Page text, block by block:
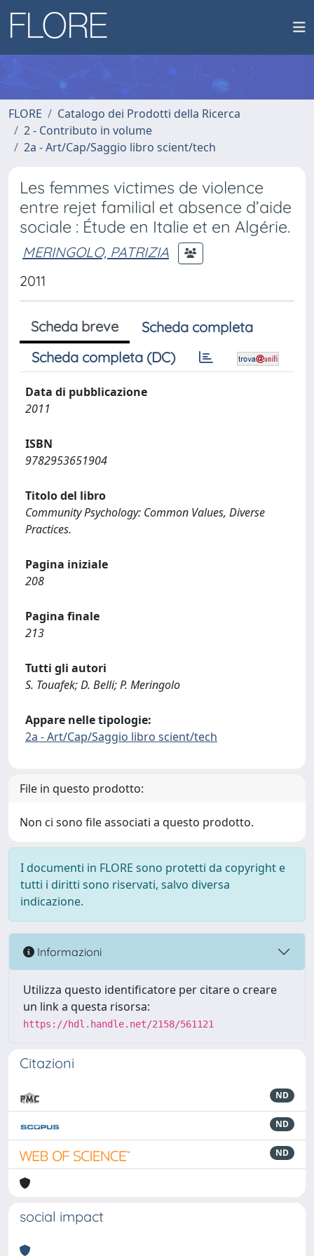
FLORE
Catalogo dei Prodotti della Ricerca
2 - Contributo in volume
2a - Art/Cap/Saggio libro scient/tech
Les femmes victimes de violence
entre rejet familial et absence d’aide
sociale : Étude en Italie et en Algérie.
MERINGOLO, PATRIZIA
2011
Scheda breve
Scheda completa
Scheda completa (DC)
Data di pubblicazione
2011
ISBN
9782953651904
Titolo del libro
Community Psychology: Common Values, Diverse
Practices.
Pagina iniziale
208
Pagina finale
213
Tutti gli autori
S. Touafek; D. Belli; P. Meringolo
Appare nelle tipologie:
2a - Art/Cap/Saggio libro scient/tech
File in questo prodotto:
Non ci sono file associati a questo prodotto.
I documenti in FLORE sono protetti da copyright e
tutti i diritti sono riservati, salvo diversa
indicazione.
Informazioni
Utilizza questo identificatore per citare o creare
un link a questa risorsa:
https://hdl.handle.net/2158/561121
Citazioni
ND
ND
ND
social impact